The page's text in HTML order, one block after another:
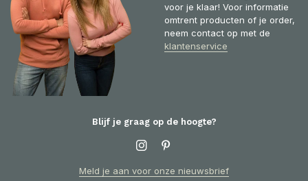
voor je klaar! Voor informatie
omtrent producten of je order,
neem contact op met de
klantenservice
Blijf je graag op de hoogte?
Meld je aan voor onze nieuwsbrief